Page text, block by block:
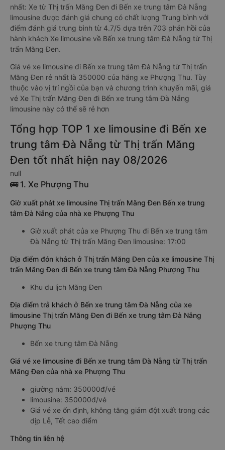
nhất: Xe từ Thị trấn Măng Đen đi Bến xe trung tâm Đà Nẵng
limousine được đánh giá chung có chất lượng Trung bình với
điểm đánh giá trung bình từ 4.7/5 dựa trên 703 phản hồi của
hành khách Xe limousine về Bến xe trung tâm Đà Nẵng từ Thị
trấn Măng Đen.
Giá vé xe limousine đi Bến xe trung tâm Đà Nẵng từ Thị trấn
Măng Đen rẻ nhất là 350000 của hãng xe Phượng Thu. Tùy
thuộc vào vị trí ngồi của bạn và chương trình khuyến mãi, giá
vé Xe Thị trấn Măng Đen đi Bến xe trung tâm Đà Nẵng
limousine này có thể sẽ rẻ hơn
Tổng hợp TOP 1 xe limousine đi Bến xe
trung tâm Đà Nẵng từ Thị trấn Măng
Đen tốt nhất hiện nay 08/2026
null
🚌 1. Xe Phượng Thu
Giờ xuất phát xe limousine Thị trấn Măng Đen Bến xe trung
tâm Đà Nẵng của nhà xe Phượng Thu
Giờ xuất phát của xe Phượng Thu đi Bến xe trung tâm
Đà Nẵng từ Thị trấn Măng Đen limousine: 17:00
Địa điểm đón khách ở Thị trấn Măng Đen của xe limousine Thị
trấn Măng Đen đi Bến xe trung tâm Đà Nẵng Phượng Thu
Khu du lịch Măng Đen
Địa điểm trả khách ở Bến xe trung tâm Đà Nẵng của xe
limousine Thị trấn Măng Đen đi Bến xe trung tâm Đà Nẵng
Phượng Thu
Bến xe trung tâm Đà Nẵng
Giá vé xe limousine đi Bến xe trung tâm Đà Nẵng từ Thị trấn
Măng Đen của nhà xe Phượng Thu
giường nằm: 350000đ/vé
limousine: 350000đ/vé
Giá vé xe ổn định, không tăng giảm đột xuất trong các
dịp Lễ, Tết cao điểm
Thông tin liên hệ